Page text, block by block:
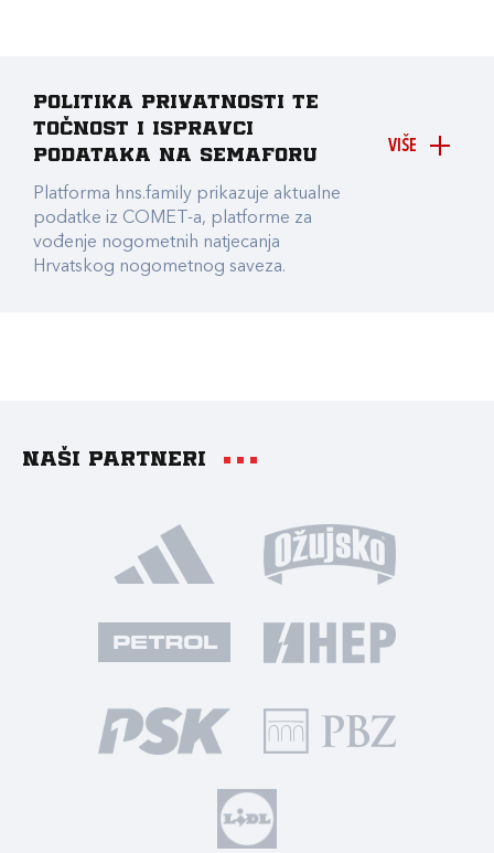
VIŠE
Politika privatnosti te
točnost i ispravci
podataka na Semaforu
Platforma hns.family prikazuje aktualne
podatke iz COMET-a, platforme za
vođenje nogometnih natjecanja
Hrvatskog nogometnog saveza.
Naši partneri